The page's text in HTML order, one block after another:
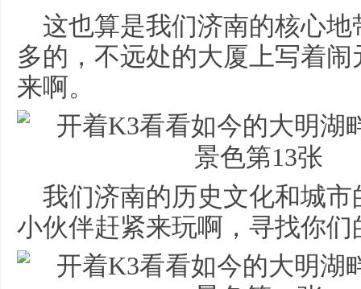
这也算是我们济南的核心
多的，不远处的大厦上写着
来啊。
我们济南的历史文化和城
小伙伴赶紧来玩啊，寻找你们